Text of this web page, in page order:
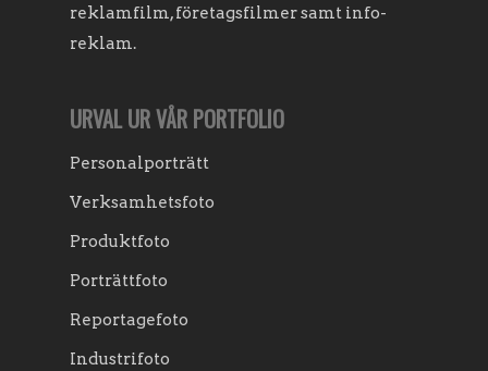
reklamfilm, företagsfilmer samt info-
reklam.
URVAL UR VÅR PORTFOLIO
Personalporträtt
Verksamhetsfoto
Produktfoto
Porträttfoto
Reportagefoto
Industrifoto